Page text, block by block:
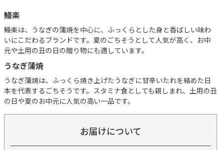
鰻楽
鰻楽は、うなぎの蒲焼を中心に、ふっくらとした身と香ばしい味わ
いにこだわるブランドです。夏のごちそうとして人気が高く、お中
元や土用の丑の日の贈り物にも適しています。
うなぎ蒲焼
うなぎ蒲焼は、ふっくら焼き上げたうなぎに甘辛いたれを絡めた日
本を代表するごちそうです。スタミナ食としても親しまれ、土用の丑
の日や夏のお中元に人気の高い一品です。
お届けについて